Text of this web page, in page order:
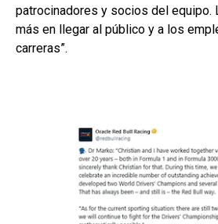
patrocinadores y socios del equipo.
más en llegar al público y a los
carreras”.